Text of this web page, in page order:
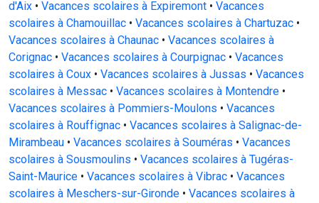
d'Aix • Vacances scolaires à Expiremont • Vacances
scolaires à Chamouillac • Vacances scolaires à Chartuzac •
Vacances scolaires à Chaunac • Vacances scolaires à
Corignac • Vacances scolaires à Courpignac • Vacances
scolaires à Coux • Vacances scolaires à Jussas • Vacances
scolaires à Messac • Vacances scolaires à Montendre •
Vacances scolaires à Pommiers-Moulons • Vacances
scolaires à Rouffignac • Vacances scolaires à Salignac-de-
Mirambeau • Vacances scolaires à Souméras • Vacances
scolaires à Sousmoulins • Vacances scolaires à Tugéras-
Saint-Maurice • Vacances scolaires à Vibrac • Vacances
scolaires à Meschers-sur-Gironde • Vacances scolaires à